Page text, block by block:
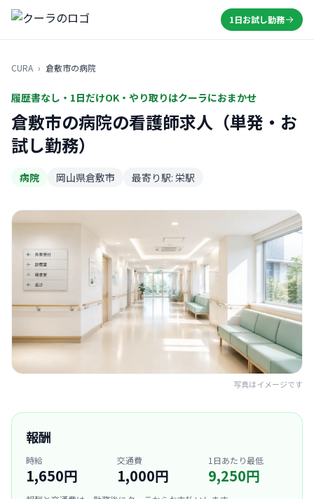
1日お試し勤務
CURA › 倉敷市の病院
履歴書なし・1日だけOK・やり取りはクーラにおまかせ
倉敷市の病院の看護師求人（単発・お
試し勤務）
病院 岡山県倉敷市 最寄り駅: 栄駅
写真はイメージです
報酬
時給
1,650円
交通費
1,000円
1日あたり最低
9,250円